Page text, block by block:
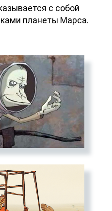
с собой
планеты Марса.